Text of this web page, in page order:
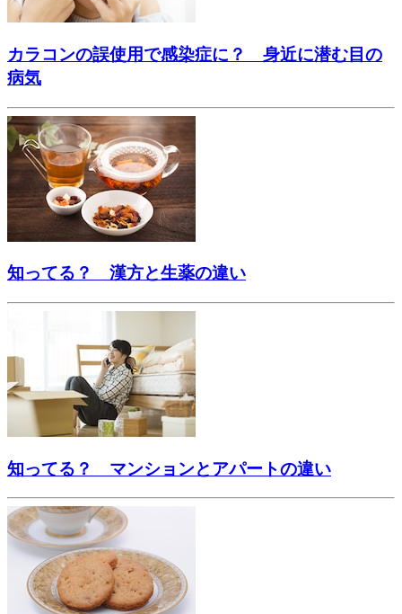
カラコンの誤使用で感染症に？ 身近に潜む目の
病気
知ってる？ 漢方と生薬の違い
知ってる？ マンションとアパートの違い